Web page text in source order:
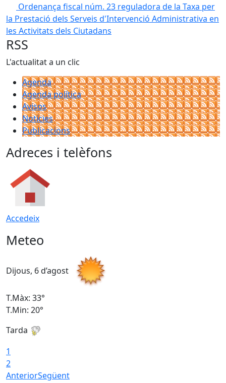
Ordenança fiscal núm. 23 reguladora de la Taxa per
la Prestació dels Serveis d'Intervenció Administrativa en
les Activitats dels Ciutadans
RSS
L'actualitat a un clic
Agenda
Agenda política
Avisos
Notícies
Publicacions
Adreces i telèfons
Accedeix
Meteo
Dijous, 6 d’agost
T.Màx: 33°
T.Min: 20°
Tarda
1
2
AnteriorSegüent